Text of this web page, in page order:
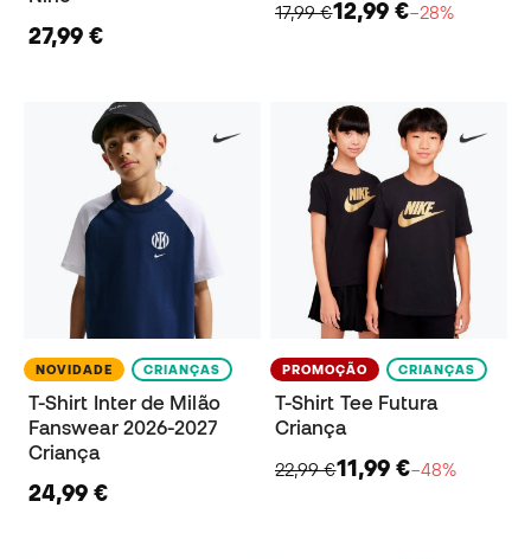
27,99 €
17,99 €12,99 €−28%
NOVIDADE CRIANÇAS
T-Shirt Inter de Milão
Fanswear 2026-2027
Criança
24,99 €
PROMOÇÃO CRIANÇAS
T-Shirt Tee Futura
Criança
22,99 €11,99 €−48%